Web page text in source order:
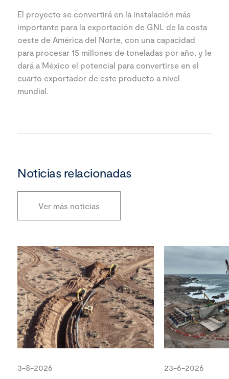
El proyecto se convertirá en la instalación más
importante para la exportación de GNL de la costa
oeste de América del Norte, con una capacidad
para procesar 15 millones de toneladas por año, y le
dará a México el potencial para convertirse en el
cuarto exportador de este producto a nivel
mundial.
Noticias relacionadas
Ver más noticias
3-8-2026 23-6-2026